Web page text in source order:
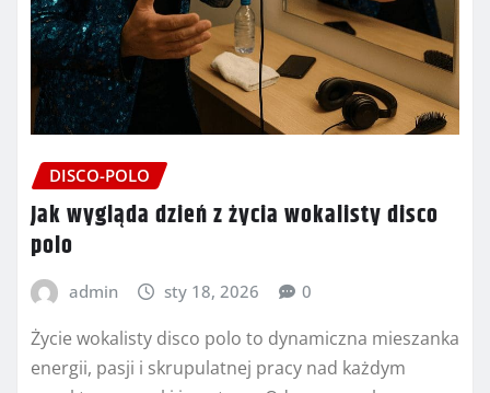
DISCO-POLO
Jak wygląda dzień z życia wokalisty disco
polo
admin sty 18, 2026 0
Życie wokalisty disco polo to dynamiczna mieszanka
energii, pasji i skrupulatnej pracy nad każdym